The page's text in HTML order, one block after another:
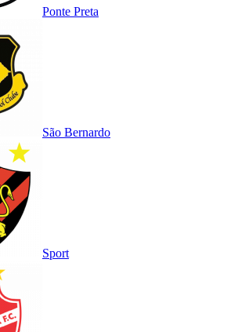
Ponte Preta
São Bernardo
Sport